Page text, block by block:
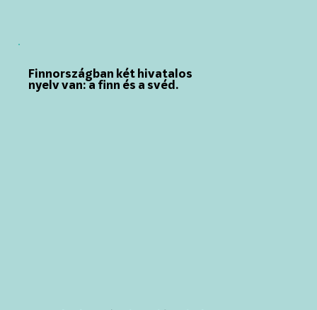
Finnországban két hivatalos
nyelv van: a finn és a svéd.